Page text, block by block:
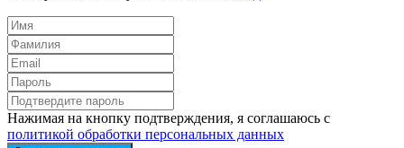
Нажимая на кнопку подтверждения, я соглашаюсь с
политикой обработки персональных данных